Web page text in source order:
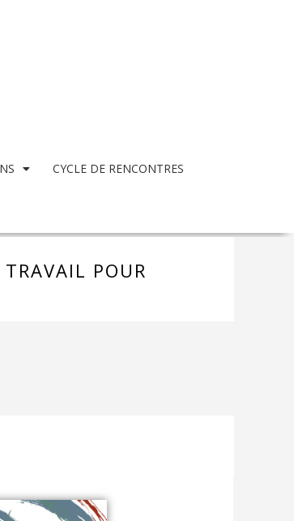
CYCLE DE RENCONTRES
POUR